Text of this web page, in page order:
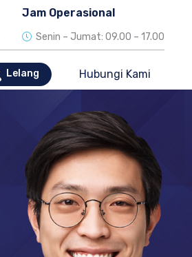
Jam Operasional
Senin – Jumat: 09.00 – 17.00
Lelang Hubungi Kami